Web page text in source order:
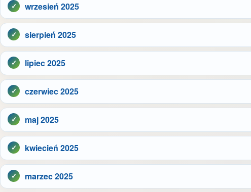
wrzesień 2025
sierpień 2025
lipiec 2025
czerwiec 2025
maj 2025
kwiecień 2025
marzec 2025